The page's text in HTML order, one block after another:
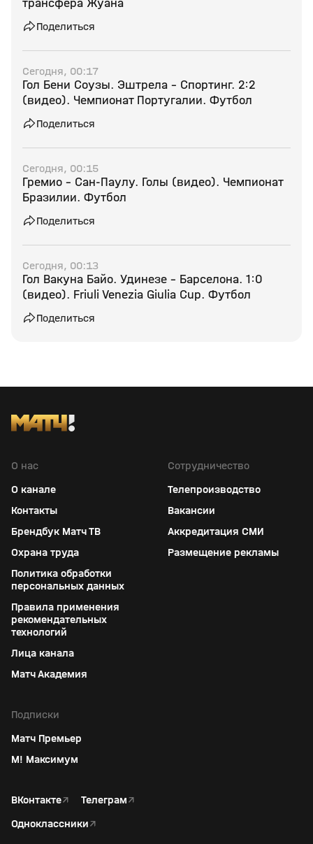
трансфера Жуана
Поделиться
Сегодня, 00:17
Гол Бени Соузы. Эштрела - Спортинг. 2:2
(видео). Чемпионат Португалии. Футбол
Поделиться
Сегодня, 00:15
Гремио - Сан-Паулу. Голы (видео). Чемпионат
Бразилии. Футбол
Поделиться
Сегодня, 00:13
Гол Вакуна Байо. Удинезе - Барселона. 1:0
(видео). Friuli Venezia Giulia Cup. Футбол
Поделиться
О нас
О канале
Контакты
Брендбук Матч ТВ
Охрана труда
Политика обработки
персональных данных
Правила применения
рекомендательных
технологий
Лица канала
Матч Академия
Сотрудничество
Телепроизводство
Вакансии
Аккредитация СМИ
Размещение рекламы
Подписки
Матч Премьер
М! Максимум
ВКонтакте↗ Телеграм↗
Одноклассники↗